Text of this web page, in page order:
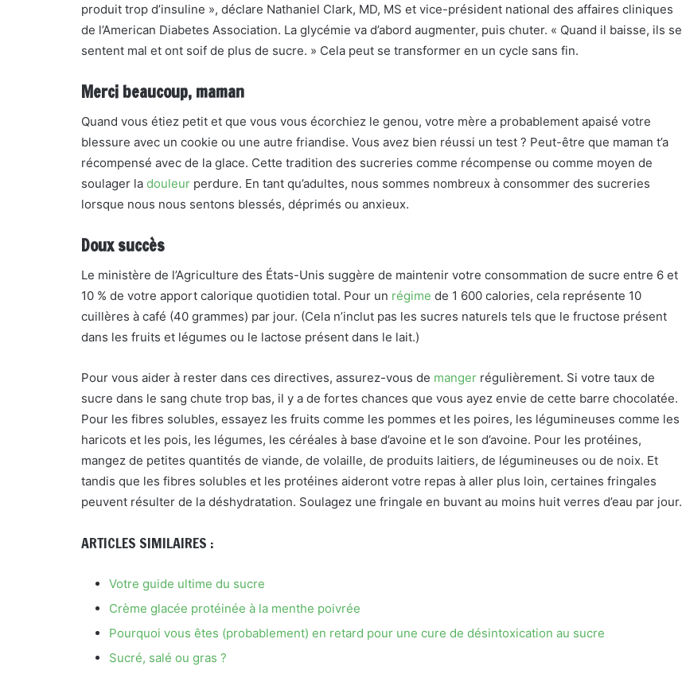
produit trop d’insuline », déclare Nathaniel Clark, MD, MS et vice-président national des affaires cliniques
de l’American Diabetes Association. La glycémie va d’abord augmenter, puis chuter. « Quand il baisse, ils se
sentent mal et ont soif de plus de sucre. » Cela peut se transformer en un cycle sans fin.
Merci beaucoup, maman
Quand vous étiez petit et que vous vous écorchiez le genou, votre mère a probablement apaisé votre
blessure avec un cookie ou une autre friandise. Vous avez bien réussi un test ? Peut-être que maman t’a
récompensé avec de la glace. Cette tradition des sucreries comme récompense ou comme moyen de
soulager la douleur perdure. En tant qu’adultes, nous sommes nombreux à consommer des sucreries
lorsque nous nous sentons blessés, déprimés ou anxieux.
Doux succès
Le ministère de l’Agriculture des États-Unis suggère de maintenir votre consommation de sucre entre 6 et
10 % de votre apport calorique quotidien total. Pour un régime de 1 600 calories, cela représente 10
cuillères à café (40 grammes) par jour. (Cela n’inclut pas les sucres naturels tels que le fructose présent
dans les fruits et légumes ou le lactose présent dans le lait.)
Pour vous aider à rester dans ces directives, assurez-vous de manger régulièrement. Si votre taux de
sucre dans le sang chute trop bas, il y a de fortes chances que vous ayez envie de cette barre chocolatée.
Pour les fibres solubles, essayez les fruits comme les pommes et les poires, les légumineuses comme les
haricots et les pois, les légumes, les céréales à base d’avoine et le son d’avoine. Pour les protéines,
mangez de petites quantités de viande, de volaille, de produits laitiers, de légumineuses ou de noix. Et
tandis que les fibres solubles et les protéines aideront votre repas à aller plus loin, certaines fringales
peuvent résulter de la déshydratation. Soulagez une fringale en buvant au moins huit verres d’eau par jour.
ARTICLES SIMILAIRES :
Votre guide ultime du sucre
Crème glacée protéinée à la menthe poivrée
Pourquoi vous êtes (probablement) en retard pour une cure de désintoxication au sucre
Sucré, salé ou gras ?